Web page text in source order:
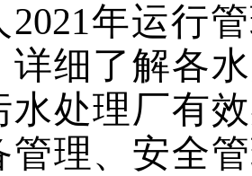
1年运行
详细了解各
水处理厂有
管理、安全